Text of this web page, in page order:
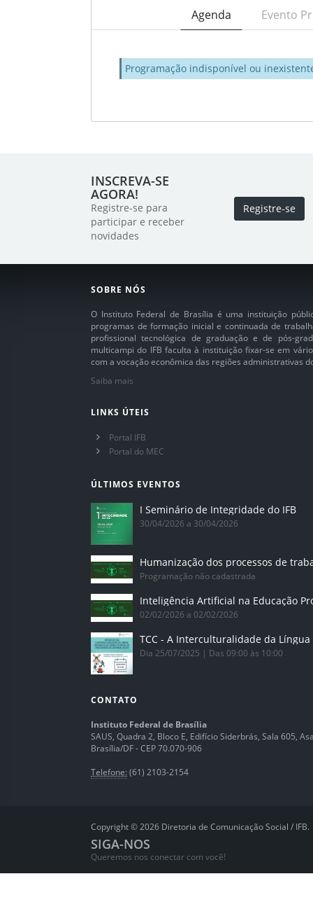
Agenda Evento
Programação indisponível ou
INSCREVA-SE
AGORA!
Registre-se para
participar e receber
novidades
Registre-se
SOBRE NÓS
O Instituto Federal de Brasília é uma instituição
programas de formação inicial e continuada de
profissional tecnológica de graduação e de pós-
multicampi do IFB faculta à instituição fixar-se em
com a vocação econômica das regiões administrativas
Saiba mais
LINKS ÚTEIS
Portal IFB
Portal do MEC
ÚLTIMOS EVENTOS
I Seminário de Integridade do IFB
30/04/2026 a 30/04/2026
Humanização dos processos de
Programação não cadastrada
02/02/2026 a 02/02/2026
Dia 25/07/2025 | Das 09:00 às 10:00
CONTATO
Instituto Federal de Brasília
SAUS, Quadra 2, Bloco E, Edifício Siderbrás, Sala 605,
Brasília/DF - CEP 70.070-906
Telefone: (61) 2103-2154
Copyright © 2026 Diretoria de Comunicação Social / IFB.
SIGA-NOS
Queremos nos conectar com você!